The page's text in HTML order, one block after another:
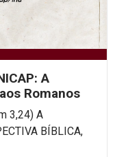
A
Romanos
A
BÍBLICA,